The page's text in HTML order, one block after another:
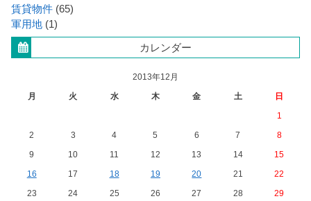
賃貸物件 (65)
軍用地 (1)
カレンダー
2013年12月
月
火 水 木 金 土
日
1
2
3 4 5 6 7
8
9
10 11 12 13 14
15
16
17 18 19 20 21
22
23
24 25 26 27 28
29